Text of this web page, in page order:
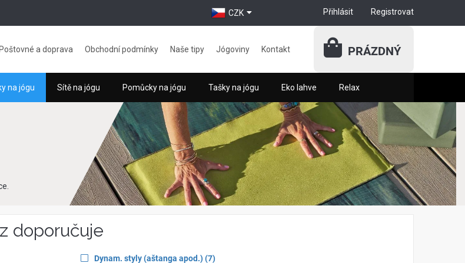
Přihlásit Registrovat
CZK
Poštovné a doprava Obchodní podmínky Naše tipy Jógoviny Kontakt PRÁZDNÝ
na jógu Sítě na jógu Pomůcky na jógu Tašky na jógu Eko lahve Relax
doporučuje
Apply
Dynam. styly (aštanga apod.)(7items
)